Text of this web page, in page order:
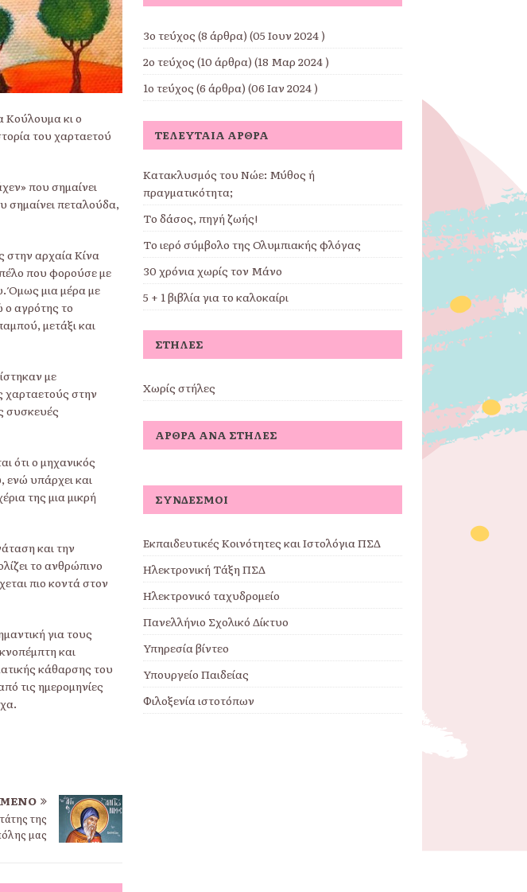
Κούλουμα κι ο
του χαρταετού
που σημαίνει
σημαίνει πεταλούδα,
στην αρχαία Κίνα
που φορούσε με
Όμως μια μέρα με
ο αγρότης το
μετάξι και
με
χαρταετούς στην
συσκευές
ότι ο μηχανικός
ενώ υπάρχει και
της μια μικρή
και την
το ανθρώπινο
πιο κοντά στον
για τους
και
κάθαρσης του
τις ημερομηνίες
της
μας
3ο τεύχος (8 άρθρα) (05 Ιουν 2024 )
2ο τεύχος (10 άρθρα) (18 Μαρ 2024 )
1ο τεύχος (6 άρθρα) (06 Ιαν 2024 )
ΤΕΛΕΥΤΑΊΑ ΆΡΘΡΑ
Κατακλυσμός του Νώε: Μύθος ή
πραγματικότητα;
Το δάσος, πηγή ζωής!
Το ιερό σύμβολο της Ολυμπιακής φλόγας
30 χρόνια χωρίς τον Μάνο
5 + 1 βιβλία για το καλοκαίρι
ΣΤΉΛΕΣ
Χωρίς στήλες
ΆΡΘΡΑ ΑΝΆ ΣΤΉΛΕΣ
ΣΎΝΔΕΣΜΟΙ
Εκπαιδευτικές Κοινότητες και Ιστολόγια ΠΣΔ
Ηλεκτρονική Τάξη ΠΣΔ
Ηλεκτρονικό ταχυδρομείο
Πανελλήνιο Σχολικό Δίκτυο
Υπηρεσία βίντεο
Υπουργείο Παιδείας
Φιλοξενία ιστοτόπων